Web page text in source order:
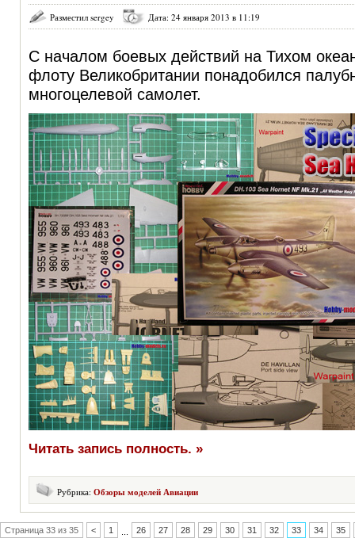
Разместил sergey Дата: 24 января 2013 в 11:19
С началом боевых действий на Тихом
флоту Великобритании понадобился
многоцелевой самолет.
Читать запись полность. »
Рубрика: Обзоры моделей Авиации
Страница 33 из 35 < 1 26 27 28 29 30 31 32 33 34 35